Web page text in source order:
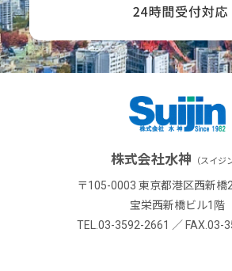
株式会社水神 （スイジ
〒105-0003 東京都港区西新橋
宝栄西新橋ビル1階
TEL.03-3592-2661 ／ FAX.03-